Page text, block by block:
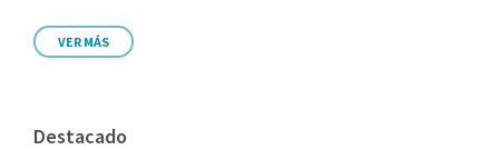
VER MÁS
Destacado